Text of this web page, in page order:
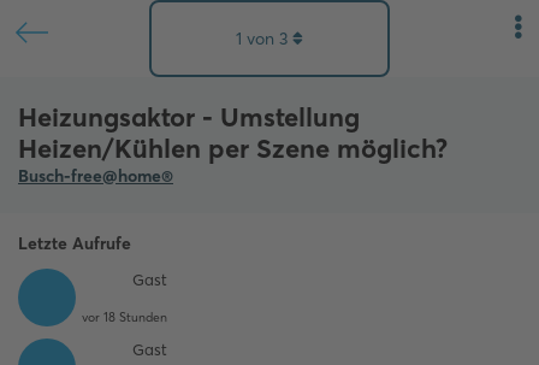
Busch-free@home®
Heizungsaktor - Umstellung
Heizen/Kühlen per Szene möglich?
Letzte Aufrufe
Gast
vor 18 Stunden
Gast
1 von 3